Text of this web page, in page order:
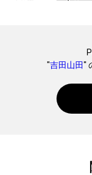
"吉田山田"